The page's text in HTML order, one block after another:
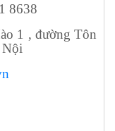
8638
1 , đường Tôn